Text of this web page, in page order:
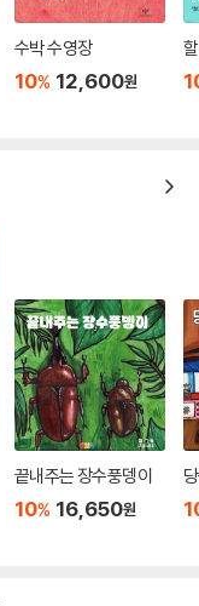
수박 수영장
10% 12,600원
끝내주는 장수풍뎅이
10% 16,650원